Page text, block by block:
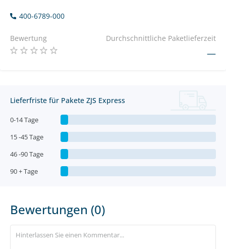
400-6789-000
Bewertung Durchschnittliche Paketlieferzeit
—
Lieferfriste für Pakete ZJS Express
0-14 Tage
15 -45 Tage
46 -90 Tage
90 + Tage
Bewertungen (0)